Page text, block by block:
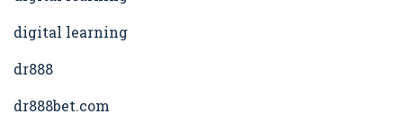
digital learning
dr888
dr888bet.com